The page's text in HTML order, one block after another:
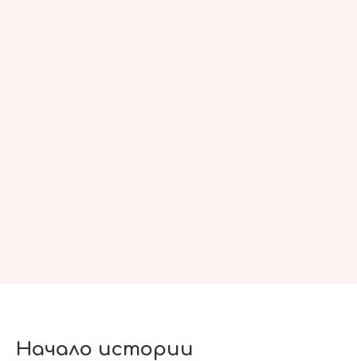
Начало истории